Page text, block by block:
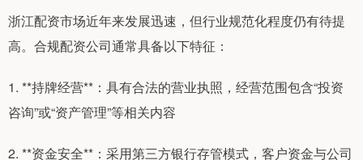
浙江配资市场近年来发展迅速，但行业规范化程度仍有待提
高。合规配资公司通常具备以下特征：
1. **持牌经营**：具有合法的营业执照，经营范围包含“投资
咨询”或“资产管理”等相关内容
2. **资金安全**：采用第三方银行存管模式，客户资金与公司